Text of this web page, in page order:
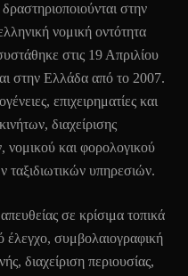
στην
νομική οντότητα
στις 19 Απριλίου
στην Ελλάδα από το 2007.
επιχειρηματίες και
διαχείρισης
νομικού και φορολογικού
ταξιδιωτικών υπηρεσιών.
σε κρίσιμα τοπικά
έλεγχο, συμβολαιογραφική
διαχείριση περιουσίας,